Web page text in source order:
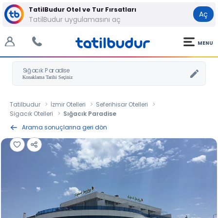
TatilBudur Otel ve Tur Fırsatları
TatilBudur uygulamasını aç
Aç
MENU
Sığacık Paradise
Tatilbudur İzmir Otelleri
Seferihisar Otelleri
Sigacık Otelleri
Sığacık Paradise
Arama sonuçlarına geri dön